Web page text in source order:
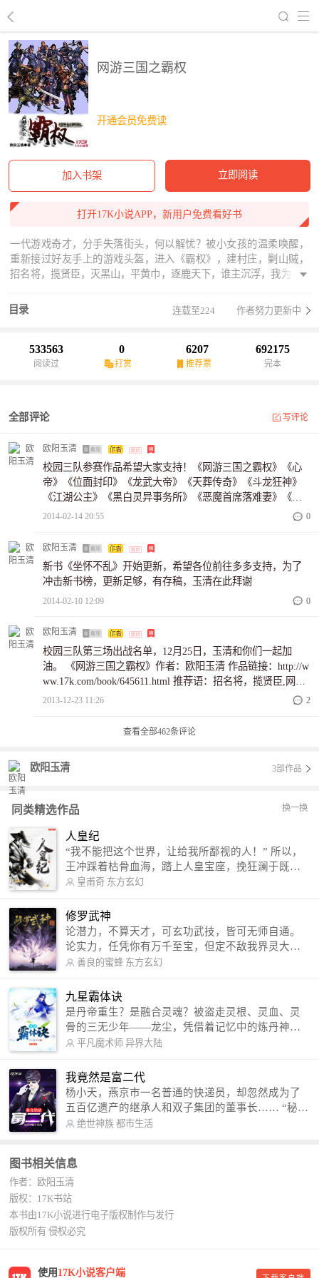
网游三国之霸权
开通会员免费读
加入书架 立即阅读
打开17K小说APP，新用户免费看好书
一代游戏奇才，分手失落街头，何以解忧？被小女孩的温柔唤醒，
重新接过好友手上的游戏头盔，进入《霸权》，建村庄，剿山贼，
招名将，揽贤臣，灭黑山，平黄巾，逐鹿天下，谁主沉浮，我为-----
目录
连载至224 作者努力更新中
533563
阅读过
0
打赏
6207
推荐票
692175
完本
全部评论 写评论
欧阳玉清
校园三队参赛作品希望大家支持！《网游三国之霸权》《心
帝》《位面封印》《龙武大帝》《天葬传奇》《斗龙狂神》
《江湖公主》《黑白灵异事务所》《恶魔首席落难妻》《变
身男女》《倾爱难欢》《侍君欢》《丫头，不是不爱》[book
2014-02-14 20:55 0
欧阳玉清
新书《坐怀不乱》开始更新，希望各位前往多多支持，为了
冲击新书榜，更新足够，有存稿，玉清在此拜谢
2014-02-10 12:09 0
欧阳玉清
校园三队第三场出战名单，12月25日，玉清和你们一起加
油。 《网游三国之霸权》作者：欧阳玉清 作品链接：http://w
ww.17k.com/book/645611.html 推荐语：招名将，揽贤臣,网游
三国之霸权 一代游戏奇才，分手失落街头，何以解忧？被小
权》，建村庄，剿山贼，招名将，揽贤臣，灭黑山，平黄
2013-12-23 11:26 2
查看全部462条评论
欧阳玉清 3部作品
同类精选作品 换一换
人皇纪
“我不能把这个世界，让给我所鄙视的人！” 所以，
王冲踩着枯骨血海，踏上人皇宝座，挽狂澜于既
倒，扶大厦之将倾，成就了一段无上的传说！ 微信
微博：皇甫奇（地址：http://weibo.com/u/25284575
87） QQ交流群：320238210【普通群】 574501330
【VIP订阅群】 欢迎大家关注。
皇甫奇 东方玄幻
修罗武神
论潜力，不算天才，可玄功武技，皆可无师自通。
论实力，任凭你有万千至宝，但定不敌我界灵大
军。 我是谁？天下众生视我为修罗，却不知，我以
信公众号：善良的蜜蜂后援会）
善良的蜜蜂 东方玄幻
九星霸体诀
是丹帝重生？是融合灵魂？被盗走灵根、灵血、灵
骨的三无少年——龙尘，凭借着记忆中的炼丹神
术，修行神秘功法九星霸体诀，拨开重重迷雾，解
勾搭各色美女，镇压恶鬼邪神。 江湖传闻：龙
尘一到，地吼天啸。龙尘一出，鬼泣神哭。 本
故事纯属虚构，如有雷同，那就是真事儿，想要对
号入座，抓紧时间进群：487963015 微信公众号：
平凡魔术师,或者搜索：pingfanmoshushi1982,公众
平凡魔术师 异界大陆
我竟然是富二代
杨小天，燕京市一名普通的快递员，却忽然成为了
五百亿遗产的继承人和双子集团的董事长…… “秘
书，给我定制一套百亿富翁的吃喝住行标准！” “好
呢？” “回杨总，开车太堵，已经给你安排了直升
机。” 从此，开启杨小天的百亿富翁之旅，只有他不
敢想的，没有秘书办不到的。
绝世神族 都市生活
图书相关信息
作者：欧阳玉清
版权：17K书站
本书由17K小说进行电子版权制作与发行
版权所有 侵权必究
使用 17K小说客户端